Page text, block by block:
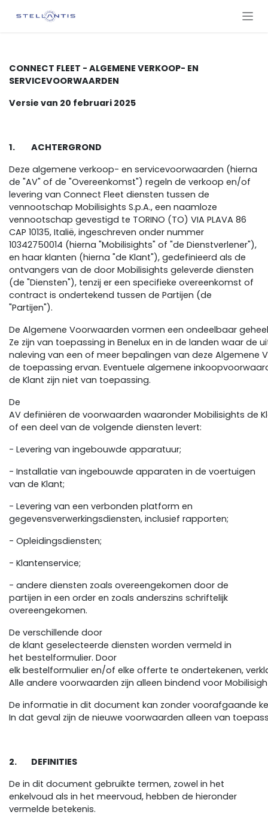
CONNECT FLEET - ALGEMENE VERKOOP- EN
SERVICEVOORWAARDEN
Versie van 20 februari 2025
1. ACHTERGROND
Deze algemene verkoop- en servicevoorwaarden (hierna
de "AV" of de "Overeenkomst") regeln de verkoop en/of
levering van Connect Fleet diensten tussen de
vennootschap Mobilisights S.p.A., een naamloze
vennootschap gevestigd te TORINO (TO) VIA PLAVA 86
CAP 10135, Italië, ingeschreven onder nummer
10342750014 (hierna "Mobilisights" of "de Dienstverlener"),
en haar klanten (hierna "de Klant"), gedefinieerd als de
ontvangers van de door Mobilisights geleverde diensten
(de "Diensten"), tenzij er een specifieke overeenkomst of
contract is ondertekend tussen de Partijen (de
"Partijen").
De Algemene Voorwaarden vormen een ondeelbaar
Ze zijn van toepassing in Benelux en in de landen waar
naleving van een of meer bepalingen van deze
de toepassing ervan. Eventuele algemene
de Klant zijn niet van toepassing.
De
AV definiëren de voorwaarden waaronder Mobilisights de
of een deel van de volgende diensten levert:
- Levering van ingebouwde apparatuur;
- Installatie van ingebouwde apparaten in de voertuigen
van de Klant;
- Levering van een verbonden platform en
gegevensverwerkingsdiensten, inclusief rapporten;
- Opleidingsdiensten;
- Klantenservice;
- andere diensten zoals overeengekomen door de
partijen in een order en zoals anderszins schriftelijk
overeengekomen.
De verschillende door
de klant geselecteerde diensten worden vermeld in
het bestelformulier. Door
elk bestelformulier en/of elke offerte te ondertekenen,
Alle andere voorwaarden zijn alleen bindend voor
De informatie in dit document kan zonder voorafgaande
In dat geval zijn de nieuwe voorwaarden alleen van
2. DEFINITIES
De in dit document gebruikte termen, zowel in het
enkelvoud als in het meervoud, hebben de hieronder
vermelde betekenis.